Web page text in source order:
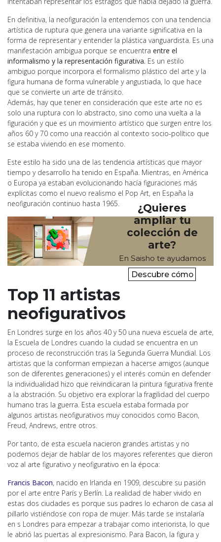
En definitiva, la neofiguración la entendemos con una tendencia
artística de ruptura que genera una variante significativa en la
forma de representar y entender la plástica vanguardista. Es una
manifestación ambigua porque se encuentra entre el
informalismo y la representación figurativa. Es un estilo
ambiguo porque incorpora el formalismo plástico del arte y la
figura humana de forma vulnerable y angustiada, lo que hace
que se convierte un arte de tránsito.
Además, hay que tener en consideración que este arte no es
solo una ruptura con lo abstracto, sino como una vuelta a la
figuración y que es un movimiento artístico que surgen entre los
años 60 y 70 como una reacción al contexto socio-político que
se estaba viviendo en ese momento.
Este estilo ha sido una de las tendencia artísticas que mayor
tiempo y desarrollo ha tenido en España. Mientras, en América
o Europa ya estaban evolucionando hacía figuraciones más
explícitas como el nuevo realismo el Pop Art, en España la
neofiguración continuo hasta 1965.
¿Quieres
ampliar tu
colección de
arte?
En Saisho te ayudamos
Descubre cómo
Top 11 artistas
neofigurativos
En Londres surge en los años 40 y 50 una nueva escuela de arte,
la Escuela de Londres cuando la ciudad se encuentra en un
proceso de reconstrucción tras la Segunda Guerra Mundial. Los
artistas que la conforman empiezan a hacerse amigos (aunque
son de diferentes generaciones) y el interés común en defender
la individualidad hizo que reivindicaran la pintura figurativa frente
a la abstración. Su objetivo era explorar la fragilidad del cuerpo
humano tras la guerra. Esta escuela estaba formada por
algunos artistas neofigurativos muy conocidos como Bacon,
Freud, Andrews, entre otros.
Por tanto, de esta escuela nacieron grandes artistas y no
podemos dejar de hablar de los mayores referentes que dieron
voz al arte figurativo y neofigurativo en la época:
Francis Bacon, nacido en Irlanda en 1909, descubre su pasión
por el arte entre París y Berlín. La realidad de haber vivido en
estas dos ciudades es porque sus padres lo echaron de casa al
pillarlo vistiéndose con ropa de mujer. Más tarde se instalaría
en s Londres para empezar a trabajar como interiorista, lo que
le abrió las puertas al expresionismo. Para Bacon, la figura y